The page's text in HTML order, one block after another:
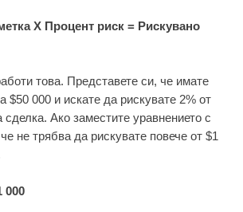
Х Процент риск = Рискувано
това. Представете си, че имате
$50 000 и искате да рискувате 2% от
сделка. Ако заместите уравнението с
не трябва да рискувате повече от $1
000